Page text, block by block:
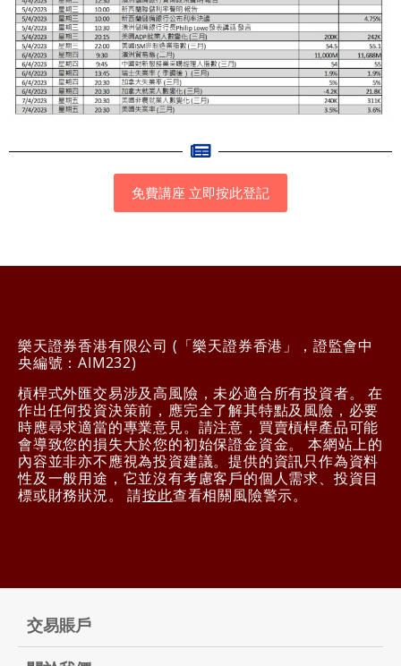
免費講座 立即按此登記
樂天證券香港有限公司 (「樂天證券香港」，證監會中
央編號：AIM232)
槓桿式外匯交易涉及高風險，未必適合所有投資者。 在
作出任何投資決策前，應完全了解其特點及風險，必要
時應尋求適當的專業意見。請注意，買賣槓桿產品可能
會導致您的損失大於您的初始保證金資金。 本網站上的
內容並非亦不應視為投資建議。提供的資訊只作為資料
性及一般用途，它並沒有考慮客戶的個人需求、投資目
標或財務狀況。 請按此查看相關風險警示。
交易賬戶